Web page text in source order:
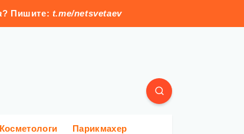
? Пишите: t.me/netsvetaev
Косметологи Парикмахер